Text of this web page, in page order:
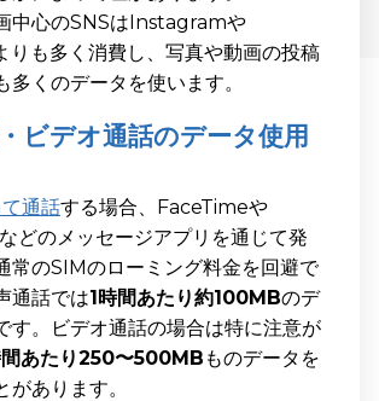
中心のSNSはInstagramや
も多く消費し、写真や動画の投稿
多くのデータを使います。
ビデオ通話のデータ使用
通話する場合、FaceTimeや
どのメッセージアプリを通じて発
常のSIMのローミング料金を回避で
通話では1時間あたり約100MBのデ
す。ビデオ通話の場合は特に注意が
間あたり250〜500MB ものデータを
があります。